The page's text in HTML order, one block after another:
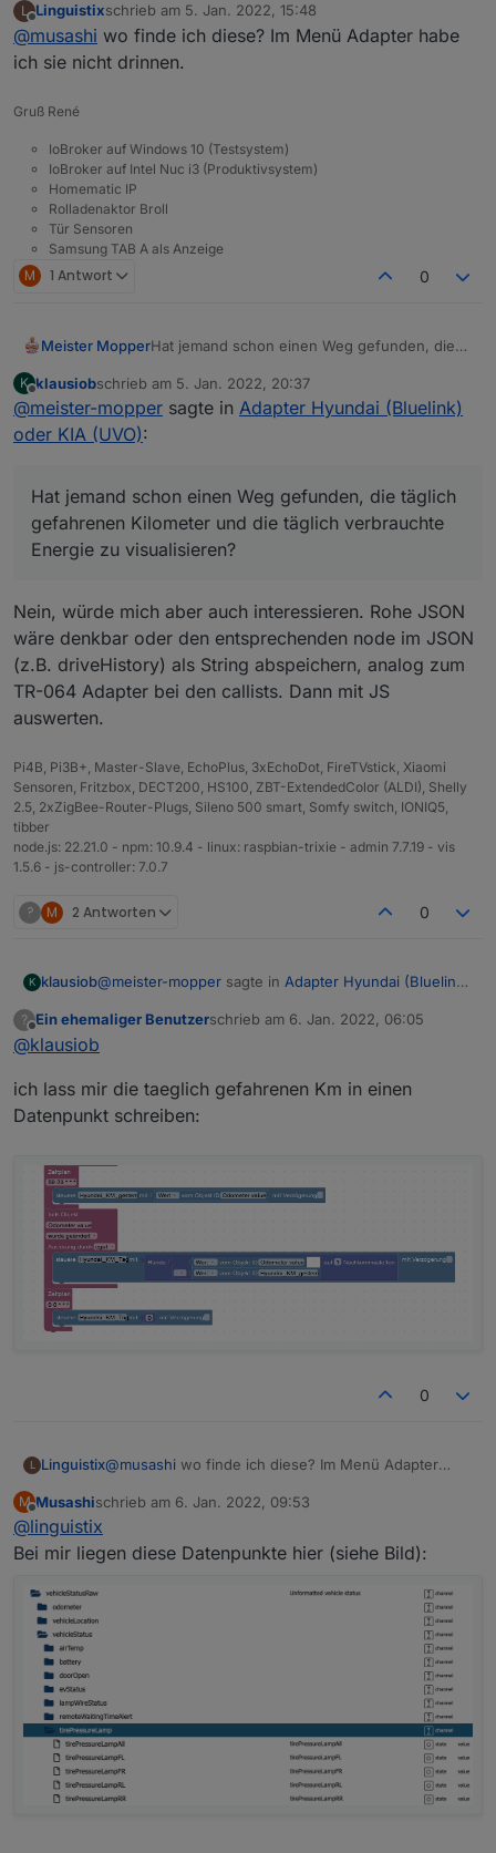
icon set” installierst dann zeigt er auch das Schloss
auf dem Button an 😉
L Linguistixschrieb am 5. Jan. 2022, 15:48
zuletzt editiert von
@musashi wo finde ich diese? Im Menü Adapter habe
ich sie nicht drinnen.
Gruß René
IoBroker auf Windows 10 (Testsystem)
IoBroker auf Intel Nuc i3 (Produktivsystem)
Homematic IP
Rolladenaktor Broll
Tür Sensoren
Samsung TAB A als Anzeige
M 1 Antwort 0
Meister MopperHat jemand schon einen Weg gefunden, die
verbrauchte Energie zu visualisieren?
Das wird aktuell unter dem jeweiligen
Möchte mit den Daten Leistungsänderungen
auf Langzeit beobachten.
K
Offline
klausiobschrieb am 5. Jan. 2022, 20:37
zuletzt editiert von
@meister-mopper sagte in Adapter Hyundai (Bluelink)
oder KIA (UVO):
Hat jemand schon einen Weg gefunden, die täglich
gefahrenen Kilometer und die täglich verbrauchte
Energie zu visualisieren?
Nein, würde mich aber auch interessieren. Rohe JSON
wäre denkbar oder den entsprechenden node im JSON
(z.B. driveHistory) als String abspeichern, analog zum
TR-064 Adapter bei den callists. Dann mit JS
auswerten.
Pi4B, Pi3B+, Master-Slave, EchoPlus, 3xEchoDot, FireTVstick, Xiaomi
Sensoren, Fritzbox, DECT200, HS100, ZBT-ExtendedColor (ALDI), Shelly
2.5, 2xZigBee-Router-Plugs, Sileno 500 smart, Somfy switch, IONIQ5,
tibber
node.js: 22.21.0 - npm: 10.9.4 - linux: raspbian-trixie - admin 7.7.19 - vis
1.5.6 - js-controller: 7.0.7
? M 2 Antworten 0
K klausiob@meister-mopper sagte in Adapter Hyundai (Bluelink)
verbrauchte Energie zu visualisieren?
Nein, würde mich aber auch interessieren. Rohe
JSON wäre denkbar oder den entsprechenden node
im JSON (z.B. driveHistory) als String abspeichern,
JS auswerten.
?
Offline
Ein ehemaliger Benutzerschrieb am 6. Jan. 2022, 06:05
zuletzt editiert von
@klausiob
ich lass mir die taeglich gefahrenen Km in einen
Datenpunkt schreiben:
0
L Linguistix@musashi wo finde ich diese? Im Menü Adapter
M
Offline
Musashischrieb am 6. Jan. 2022, 09:53
zuletzt editiert von
@linguistix
Bei mir liegen diese Datenpunkte hier (siehe Bild):